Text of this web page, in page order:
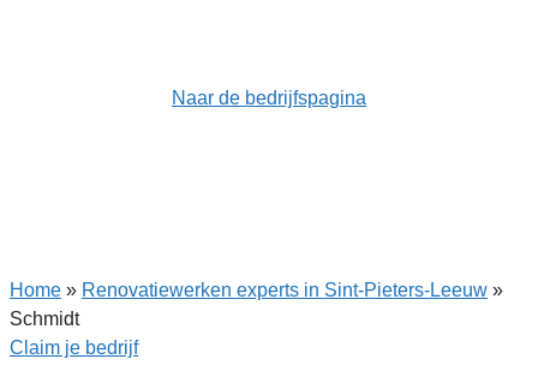
Naar de bedrijfspagina
Home » Renovatiewerken experts in Sint-Pieters-Leeuw »
Schmidt
Claim je bedrijf